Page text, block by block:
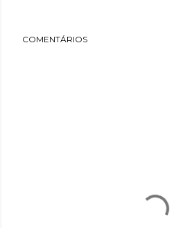
COMENTÁRIOS